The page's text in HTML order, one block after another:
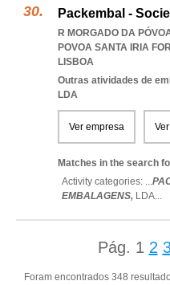
Packembal -
R MORGADO DA
POVOA SANTA IRIA
LISBOA
Outras atividades de
LDA
Ver empresa
Matches in the search
Activity categories: ...
EMBALAGENS, LDA...
Pág. 1 2
Foram encontrados 348